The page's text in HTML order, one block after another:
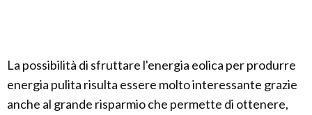
La possibilità di sfruttare l'energia eolica per produrre
energia pulita risulta essere molto interessante grazie
anche al grande risparmio che permette di ottenere,